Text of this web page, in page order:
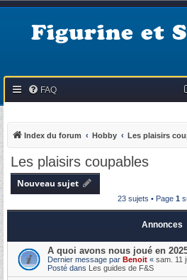
Figurine et
FAQ
Index du forum Hobby Les plaisirs
Les plaisirs coupables
Nouveau sujet
23 sujets • Page 1
Annonces
A quoi avons nous joué en
Dernier message par Benoit « sam. 11
Posté dans Les guides de F&S